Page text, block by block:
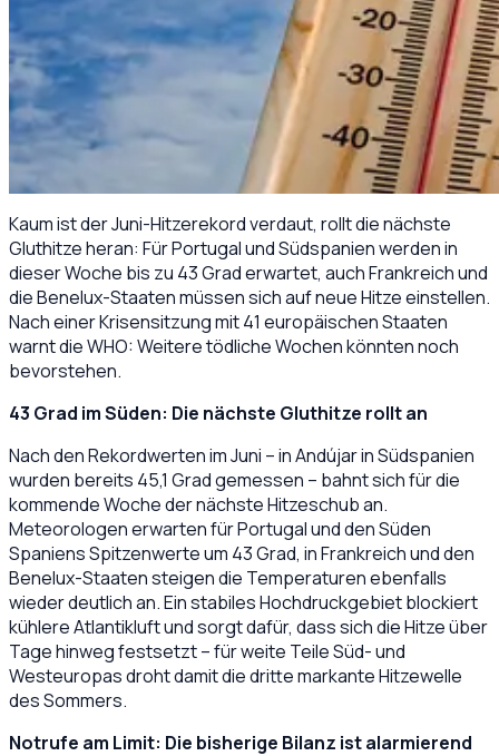
Kaum ist der Juni-Hitzerekord verdaut, rollt die nächste
Gluthitze heran: Für Portugal und Südspanien werden in
dieser Woche bis zu 43 Grad erwartet, auch Frankreich und
die Benelux-Staaten müssen sich auf neue Hitze einstellen.
Nach einer Krisensitzung mit 41 europäischen Staaten
warnt die WHO: Weitere tödliche Wochen könnten noch
bevorstehen.
​43 Grad im Süden: Die nächste Gluthitze rollt an
Nach den Rekordwerten im Juni – in Andújar in Südspanien
wurden bereits 45,1 Grad gemessen – bahnt sich für die
kommende Woche der nächste Hitzeschub an.
Meteorologen erwarten für Portugal und den Süden
Spaniens Spitzenwerte um 43 Grad, in Frankreich und den
Benelux-Staaten steigen die Temperaturen ebenfalls
wieder deutlich an. Ein stabiles Hochdruckgebiet blockiert
kühlere Atlantikluft und sorgt dafür, dass sich die Hitze über
Tage hinweg festsetzt – für weite Teile Süd- und
Westeuropas droht damit die dritte markante Hitzewelle
des Sommers.
​Notrufe am Limit: Die bisherige Bilanz ist alarmierend